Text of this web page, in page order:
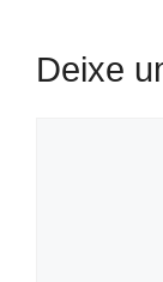
Deixe